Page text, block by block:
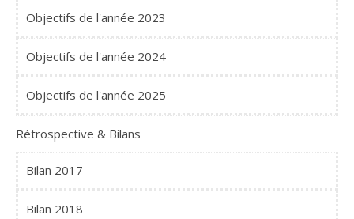
Objectifs de l'année 2023
Objectifs de l'année 2024
Objectifs de l'année 2025
Rétrospective & Bilans
Bilan 2017
Bilan 2018